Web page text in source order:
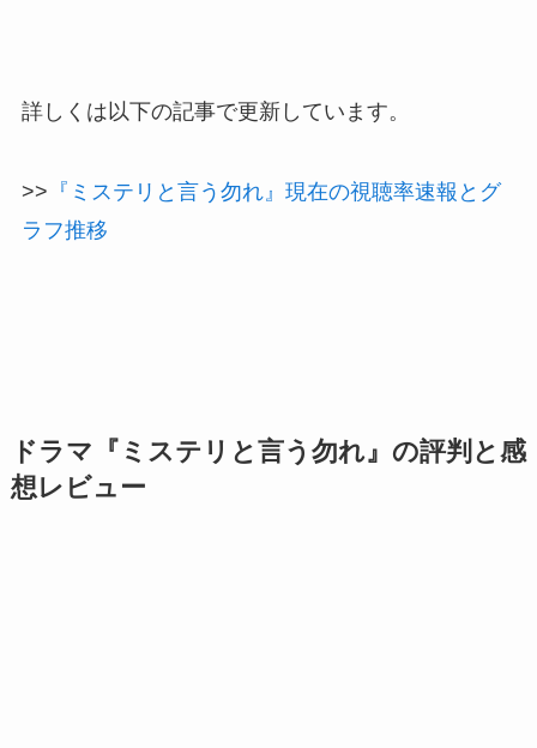
詳しくは以下の記事で更新しています。
>> 『ミステリと言う勿れ』現在の視聴率速報とグ
ラフ推移
ドラマ『ミステリと言う勿れ』の評判と感
想レビュー